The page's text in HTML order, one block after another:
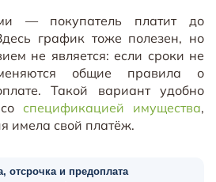
— покупатель платит до
график тоже полезен, но
не является: если сроки не
общие правила о
Такой вариант удобно
спецификацией имущества,
имела свой платёж.
отсрочка и предоплата